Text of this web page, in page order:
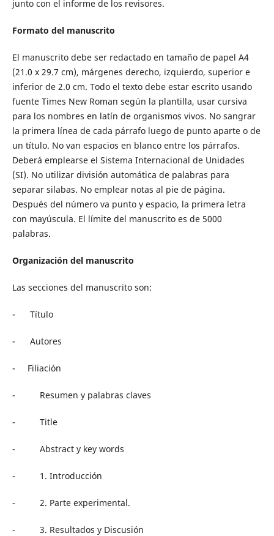
junto con el informe de los revisores.
Formato del manuscrito
El manuscrito debe ser redactado en tamaño de papel A4
(21.0 x 29.7 cm), márgenes derecho, izquierdo, superior e
inferior de 2.0 cm. Todo el texto debe estar escrito usando
fuente Times New Roman según la plantilla, usar cursiva
para los nombres en latín de organismos vivos. No sangrar
la primera línea de cada párrafo luego de punto aparte o de
un título. No van espacios en blanco entre los párrafos.
Deberá emplearse el Sistema Internacional de Unidades
(SI). No utilizar división automática de palabras para
separar silabas. No emplear notas al pie de página.
Después del número va punto y espacio, la primera letra
con mayúscula. El límite del manuscrito es de 5000
palabras.
Organización del manuscrito
Las secciones del manuscrito son:
- Título
- Autores
- Filiación
- Resumen y palabras claves
- Title
- Abstract y key words
- 1. Introducción
- 2. Parte experimental.
- 3. Resultados y Discusión